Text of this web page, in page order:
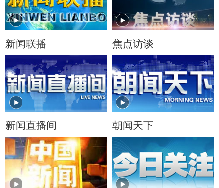
新闻联播 焦点访谈
新闻直播间 朝闻天下